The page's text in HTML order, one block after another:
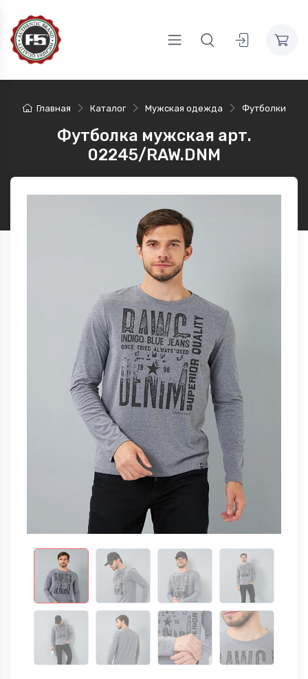
Главная Каталог Мужская одежда Футболки
Футболка мужская арт.
02245/RAW.DNM